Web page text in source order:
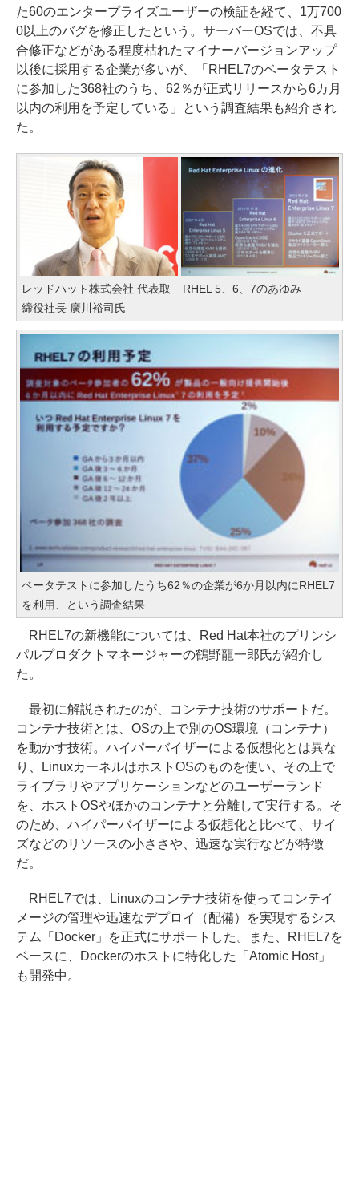
た60のエンタープライズユーザーの検証を経て、1万700
0以上のバグを修正したという。サーバーOSでは、不具
合修正などがある程度枯れたマイナーバージョンアップ
以後に採用する企業が多いが、「RHEL7のベータテスト
に参加した368社のうち、62％が正式リリースから6カ月
以内の利用を予定している」という調査結果も紹介され
た。
レッドハット株式会社 代表取
締役社長 廣川裕司氏
RHEL 5、6、7のあゆみ
ベータテストに参加したうち62％の企業が6か月以内にRHEL7
を利用、という調査結果
RHEL7の新機能については、Red Hat本社のプリンシ
パルプロダクトマネージャーの鶴野龍一郎氏が紹介し
た。
最初に解説されたのが、コンテナ技術のサポートだ。
コンテナ技術とは、OSの上で別のOS環境（コンテナ）
を動かす技術。ハイパーバイザーによる仮想化とは異な
り、LinuxカーネルはホストOSのものを使い、その上で
ライブラリやアプリケーションなどのユーザーランド
を、ホストOSやほかのコンテナと分離して実行する。そ
のため、ハイパーバイザーによる仮想化と比べて、サイ
ズなどのリソースの小ささや、迅速な実行などが特徴
だ。
RHEL7では、Linuxのコンテナ技術を使ってコンテイ
メージの管理や迅速なデプロイ（配備）を実現するシス
テム「Docker」を正式にサポートした。また、RHEL7を
ベースに、Dockerのホストに特化した「Atomic Host」
も開発中。